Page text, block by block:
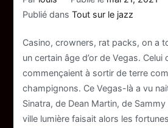
Publié dansTout sur le jazz
Casino, crowners, rat packs, on a
un certain âge d’or de Vegas. Celui
commençaient à sortir de terre
champignons. Ce Vegas-là a vu
Sinatra, de Dean Martin, de
ville lumière faisait alors les